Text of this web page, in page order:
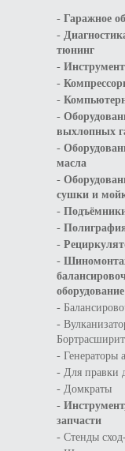
- Гаражное
-
тюнинг
- Инструмент
-
-
-
выхлопных
-
масла
-
сушки и
-
-
-
-
оборудование
-
-
- Генераторы
- Для правки
- Домкраты
-
запчасти
- Стенды